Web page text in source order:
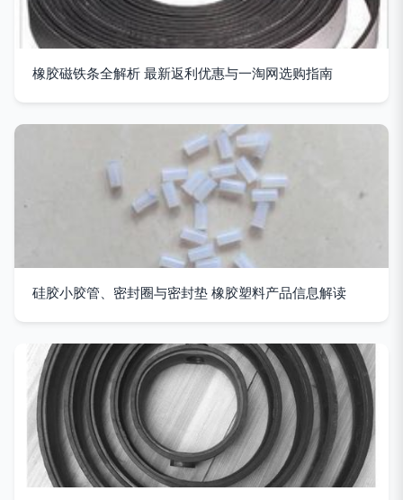
橡胶磁铁条全解析 最新返利优惠与一淘网选购指南
硅胶小胶管、密封圈与密封垫 橡胶塑料产品信息解读